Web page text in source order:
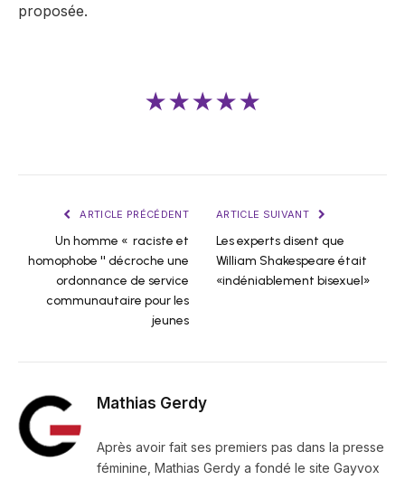
proposée.
★★★★★
ARTICLE PRÉCÉDENT
Un homme « raciste et
homophobe '' décroche une
ordonnance de service
communautaire pour les
jeunes
ARTICLE SUIVANT
Les experts disent que
William Shakespeare était
«indéniablement bisexuel»
Mathias Gerdy
Après avoir fait ses premiers pas dans la presse
féminine, Mathias Gerdy a fondé le site Gayvox